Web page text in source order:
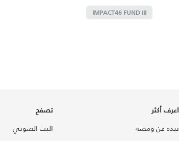
IMPACT46 FUND III
اعرف أكثر
نبذة عن ومضة
تصفح
البث الصوتي